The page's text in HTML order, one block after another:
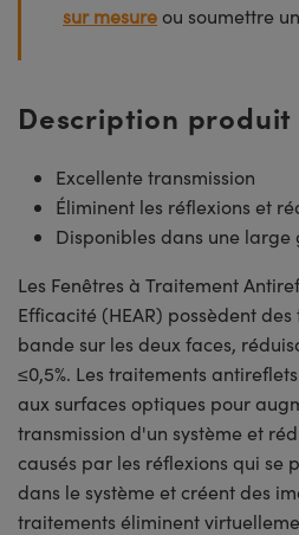
sur mesure ou soumettre
Description produit
Excellente transmission
Éliminent les réflexions et
Disponibles dans une
Les Fenêtres à Traitement
Efficacité (HEAR) possèdent
bande sur les deux faces,
≤0,5%. Les traitements
aux surfaces optiques pour
transmission d'un système et
causés par les réflexions qui se
dans le système et créent des
traitements éliminent